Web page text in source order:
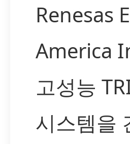
Renesas
America
고성능
시스템을